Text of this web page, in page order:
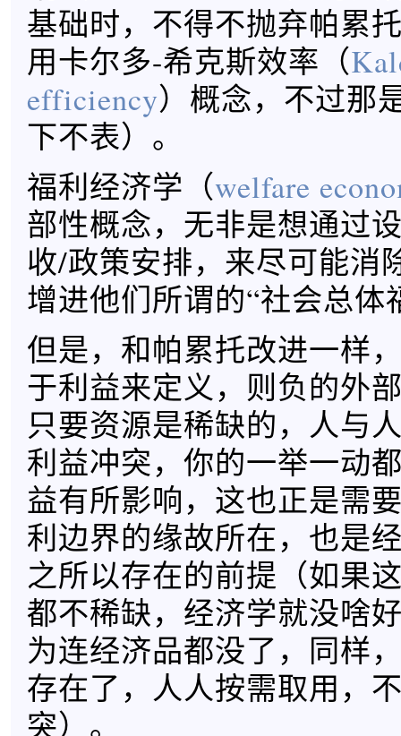
基础时，不得不抛弃帕累
用卡尔多-希克斯效率（
efficiency）概念，不过那
下不表）。
福利经济学（welfare
部性概念，无非是想通过
收/政策安排，来尽可能消
增进他们所谓的“社会总体
但是，和帕累托改进一样
于利益来定义，则负的外
只要资源是稀缺的，人与
利益冲突，你的一举一动
益有所影响，这也正是需
利边界的缘故所在，也是
之所以存在的前提（如果
都不稀缺，经济学就没啥
为连经济品都没了，同样
存在了，人人按需取用，
突）。